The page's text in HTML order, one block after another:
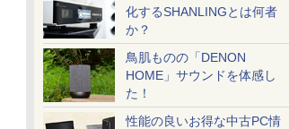
化するSHANLINGとは何者
か？
鳥肌ものの「DENON
HOME」サウンドを体感し
た！
性能の良いお得な中古PC情